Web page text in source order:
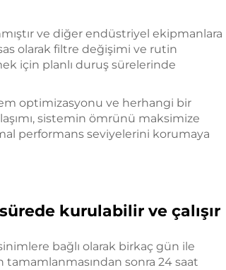
ve diğer endüstriyel ekipmanlara
olarak filtre değişimi ve rutin
için planlı duruş sürelerinde
optimizasyonu ve herhangi bir
sistemin ömrünü maksimize
performans seviyelerini korumaya
kurulabilir ve çalışır
bağlı olarak birkaç gün ile
sonra 24 saat